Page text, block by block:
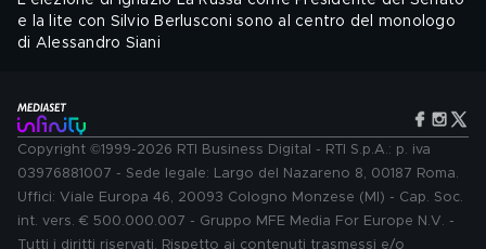
e la lite con Silvio Berlusconi sono al centro del monologo
di Alessandro Siani
Copyright ©1999-2026 RTI Business Digital - RTI S.p.A.: p. iva
03976881007 - Sede legale: Largo del Nazareno 8, 00187 Roma.
Uffici: Viale Europa 46, 20093 Cologno Monzese (MI) - Cap. Soc.
int. vers. € 500.000.007 - Gruppo MFE Media For Europe N.V. -
Tutti i diritti riservati. Rispetto ai contenuti trasmessi e/o